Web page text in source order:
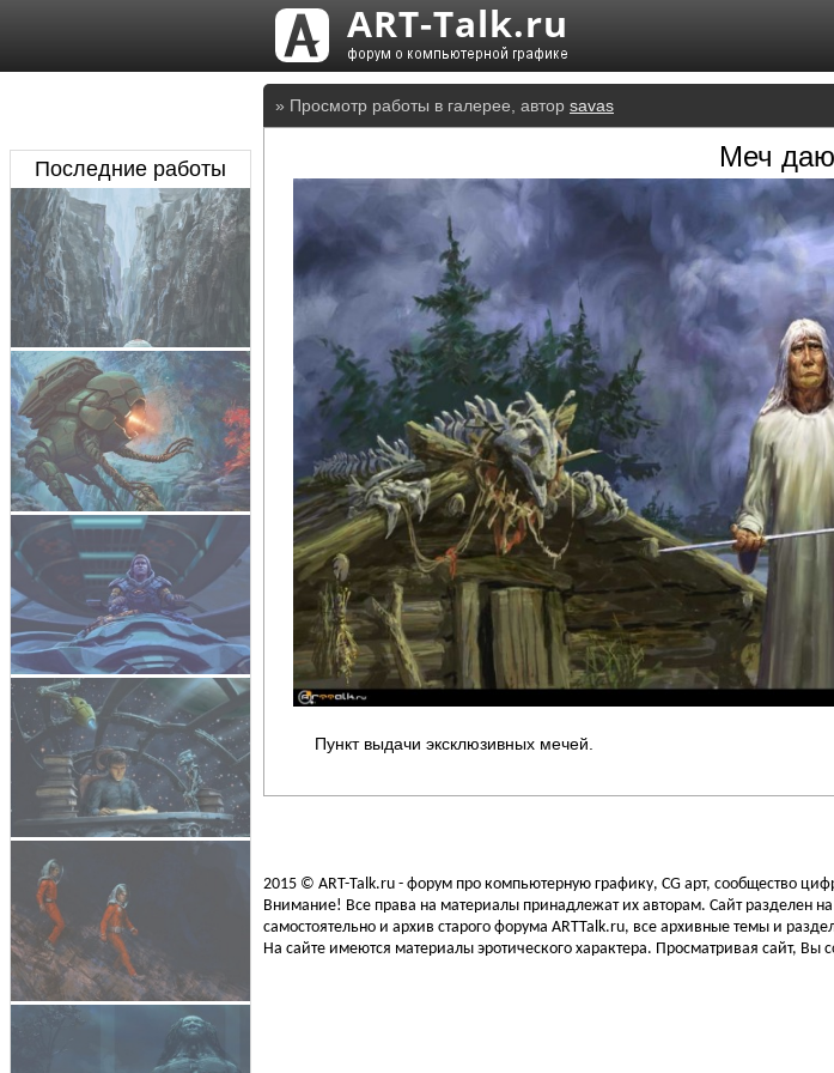
» Просмотр работы в галерее, автор savas
Меч
Пункт выдачи эксклюзивных мечей.
Последние работы
2015 © ART-Talk.ru - форум про компьютерную графику, CG арт, сообщество
Внимание! Все права на материалы принадлежат их авторам. Сайт разделен
самостоятельно и архив старого форума ARTTalk.ru, все архивные темы и
На сайте имеются материалы эротического характера. Просматривая сайт, Вы